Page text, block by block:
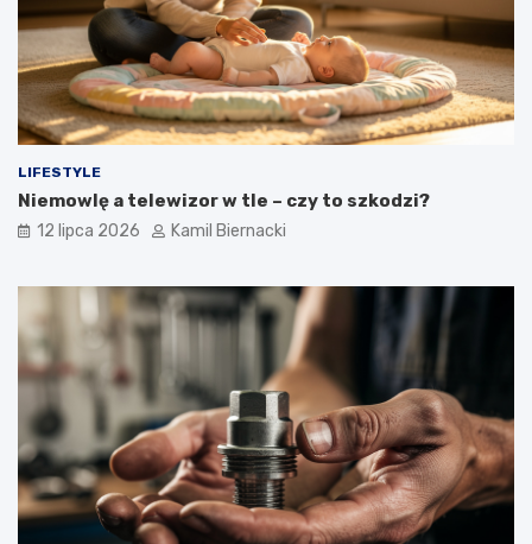
LIFESTYLE
Niemowlę a telewizor w tle – czy to szkodzi?
12 lipca 2026 Kamil Biernacki